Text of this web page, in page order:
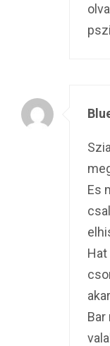
Es
Bar